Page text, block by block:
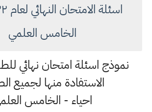
الخامس العلمي
نموذج اسئلة امتحان نهائي
الاستفادة منها لجميع
احياء - الخامس